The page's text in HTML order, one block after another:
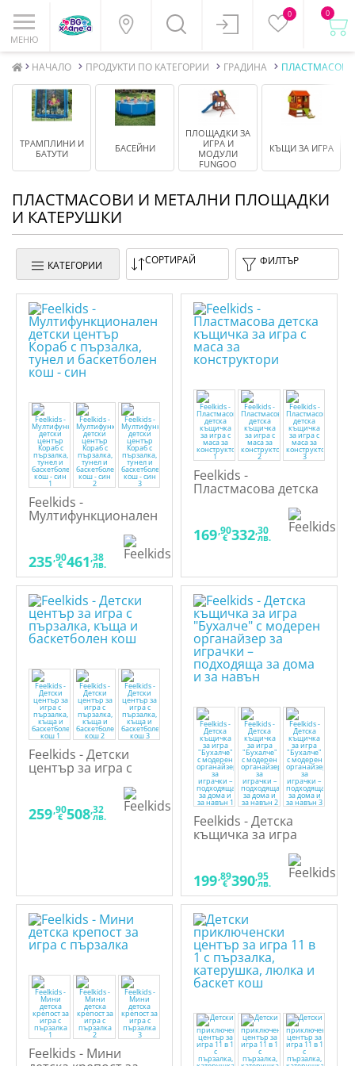
МЕНЮ
0 0
НАЧАЛО ПРОДУКТИ ПО КАТЕГОРИИ ГРАДИНА
ТРАМПЛИНИ И
БАТУТИ
БАСЕЙНИ
ПЛОЩАДКИ ЗА
ИГРА И
МОДУЛИ
FUNGOO
КЪЩИ ЗА ИГРА
ПЛАСТМАСОВИ И МЕТАЛНИ ПЛОЩАДКИ
И КАТЕРУШКИ
КАТЕГОРИИ СОРТИРАЙ ФИЛТЪР
Feelkids -
Мултифункционален
детски център
Кораб с пързалка,
тунел и баскетболен
кош - син
235,90
€ 461,38
лв.
Feelkids -
Пластмасова детска
конструктори
169,90
€ 332,30
лв.
Feelkids - Детски
център за игра с
пързалка, къща и
баскетболен кош
259,90
€ 508,32
лв. Feelkids - Детска
къщичка за игра
"Бухалче" с модерен
играчки –
подходяща за дома
и за навън
199,89
€ 390,95
лв.
Feelkids - Мини